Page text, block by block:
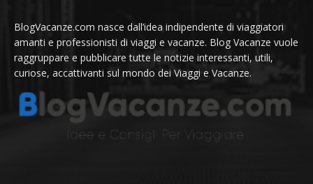
BlogVacanze.com nasce dall’idea indipendente di viaggiatori
amanti e professionisti di viaggi e vacanze. Blog Vacanze vuole
raggruppare e pubblicare tutte le notizie interessanti, utili,
curiose, accattivanti sul mondo dei Viaggi e Vacanze.